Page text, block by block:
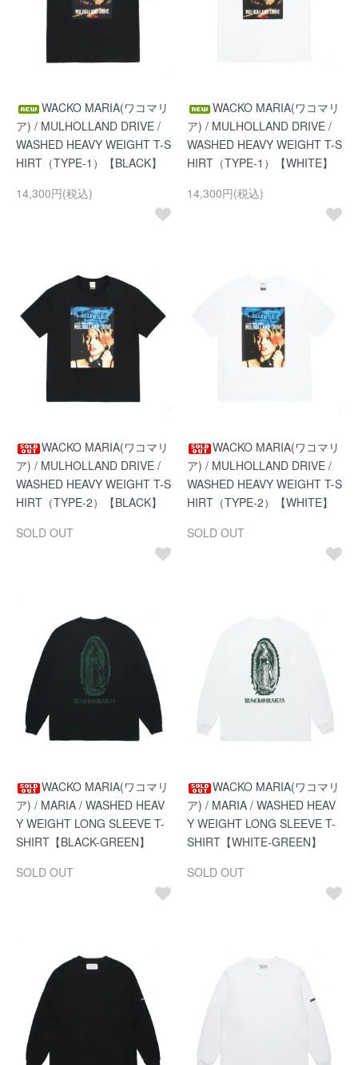
WACKO MARIA(ワコマリ
ア) / MULHOLLAND DRIVE /
WASHED HEAVY WEIGHT T-S
HIRT（TYPE-1）【BLACK】
14,300円(税込)
WACKO MARIA(ワコマリ
ア) / MULHOLLAND DRIVE /
WASHED HEAVY WEIGHT T-S
HIRT（TYPE-1）【WHITE】
14,300円(税込)
WACKO MARIA(ワコマリ
ア) / MULHOLLAND DRIVE /
WASHED HEAVY WEIGHT T-S
HIRT（TYPE-2）【BLACK】
SOLD OUT
WACKO MARIA(ワコマリ
ア) / MULHOLLAND DRIVE /
WASHED HEAVY WEIGHT T-S
HIRT（TYPE-2）【WHITE】
SOLD OUT
WACKO MARIA(ワコマリ
ア) / MARIA / WASHED HEAV
Y WEIGHT LONG SLEEVE T-
SHIRT【BLACK-GREEN】
SOLD OUT
WACKO MARIA(ワコマリ
ア) / MARIA / WASHED HEAV
Y WEIGHT LONG SLEEVE T-
SHIRT【WHITE-GREEN】
SOLD OUT